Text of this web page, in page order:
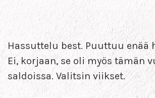
Hassuttelu best. Puuttuu enää
Ei, korjaan, se oli myös tämän
saldoissa. Valitsin viikset.